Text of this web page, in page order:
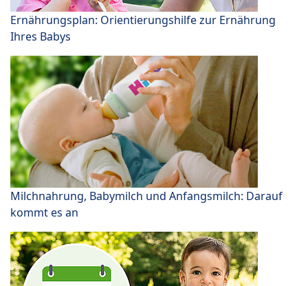
Ernährungsplan: Orientierungshilfe zur Ernährung
Ihres Babys
Milchnahrung, Babymilch und Anfangsmilch: Darauf
kommt es an